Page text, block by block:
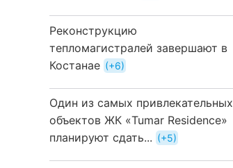
Реконструкцию
тепломагистралей завершают в
Костанае
+6
Один из самых привлекательных
объектов ЖК «Tumar Residence»
планируют сдать...
+5